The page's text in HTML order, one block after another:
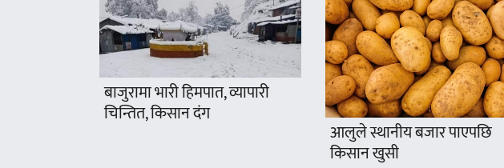
बाजुरामा भारी हिमपात, व्यापारी
चिन्तित, किसान दंग
आलुले स्थानीय बजार पाएपछि
किसान खुसी